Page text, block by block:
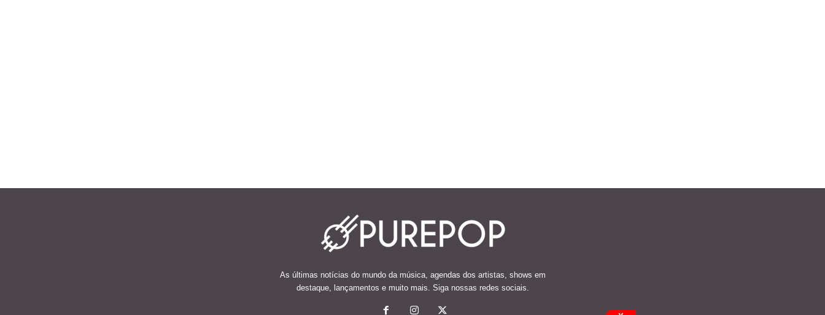
As últimas notícias do mundo da música, agendas dos artistas, shows em
destaque, lançamentos e muito mais. Siga nossas redes sociais.